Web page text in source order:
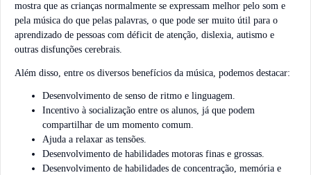
mostra que as crianças normalmente se expressam melhor pelo som e
pela música do que pelas palavras, o que pode ser muito útil para o
aprendizado de pessoas com déficit de atenção, dislexia, autismo e
outras disfunções cerebrais.
Além disso, entre os diversos benefícios da música, podemos destacar:
Desenvolvimento de senso de ritmo e linguagem.
Incentivo à socialização entre os alunos, já que podem
compartilhar de um momento comum.
Ajuda a relaxar as tensões.
Desenvolvimento de habilidades motoras finas e grossas.
Desenvolvimento de habilidades de concentração, memória e